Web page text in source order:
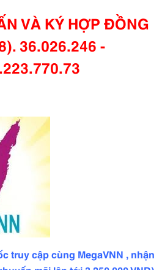
VÀ KÝ HỢP ĐỒNG
36.026.246 -
truy cập cùng MegaVNN , nhận